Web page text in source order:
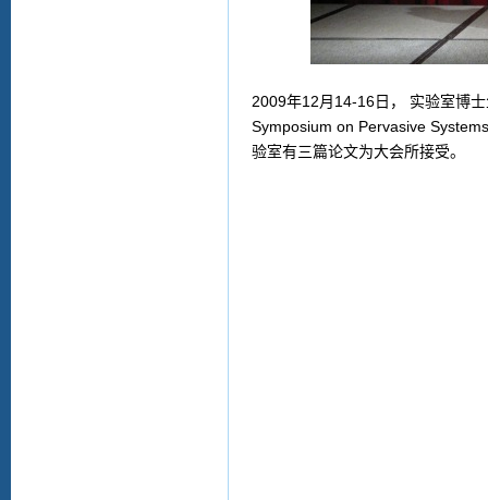
2009年12月14-16日， 实验室博
Symposium on Pervasive
验室有三篇论文为大会所接受。